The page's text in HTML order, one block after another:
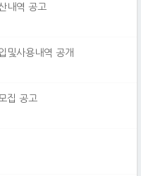
내역 공고
및사용내역 공개
집 공고